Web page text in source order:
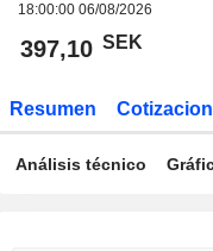
18:00:00 06/08/2026
397,10 SEK
Resumen
Análisis técnico